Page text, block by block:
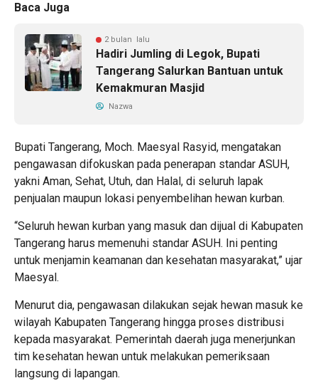
Baca Juga
2 bulan lalu
Hadiri Jumling di Legok, Bupati
Tangerang Salurkan Bantuan untuk
Kemakmuran Masjid
Nazwa
Bupati Tangerang, Moch. Maesyal Rasyid, mengatakan
pengawasan difokuskan pada penerapan standar ASUH,
yakni Aman, Sehat, Utuh, dan Halal, di seluruh lapak
penjualan maupun lokasi penyembelihan hewan kurban.
“Seluruh hewan kurban yang masuk dan dijual di Kabupaten
Tangerang harus memenuhi standar ASUH. Ini penting
untuk menjamin keamanan dan kesehatan masyarakat,” ujar
Maesyal.
Menurut dia, pengawasan dilakukan sejak hewan masuk ke
wilayah Kabupaten Tangerang hingga proses distribusi
kepada masyarakat. Pemerintah daerah juga menerjunkan
tim kesehatan hewan untuk melakukan pemeriksaan
langsung di lapangan.